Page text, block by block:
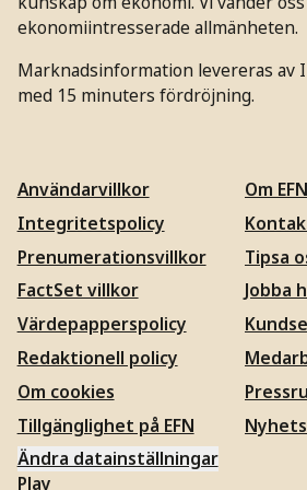
ekonomiintresserade allmänheten.
Marknadsinformation levereras av
med 15 minuters fördröjning.
Användarvillkor
Integritetspolicy
Prenumerationsvillkor
FactSet villkor
Värdepapperspolicy
Redaktionell policy
Om cookies
Tillgänglighet på EFN
Ändra datainställningar
Om EFN
Tipsa
Jobba
Play